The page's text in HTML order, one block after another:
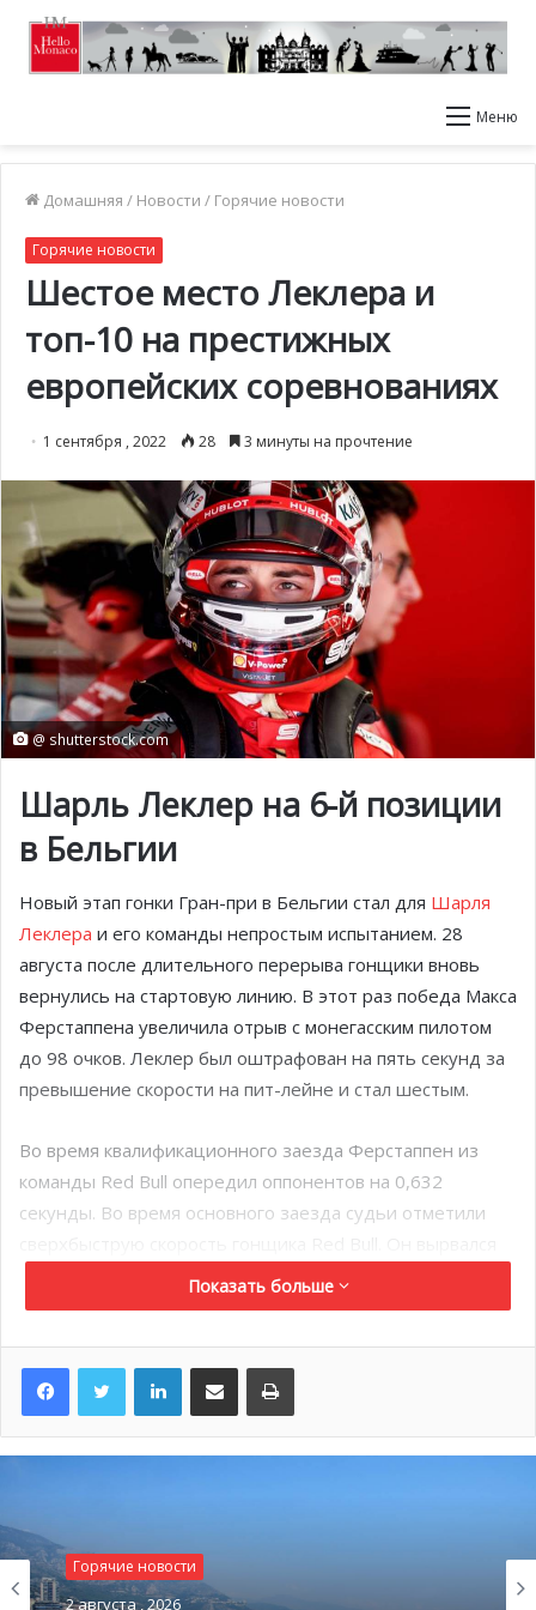
Меню
Домашняя / Новости / Горячие новости
Горячие новости
Шестое место Леклера и
топ-10 на престижных
европейских соревнованиях
1 сентября , 2022 28 3 минуты на прочтение
@ shutterstock.com
Шарль Леклер на 6-й позиции
в Бельгии
Новый этап гонки Гран-при в Бельгии стал для Шарля
Леклера и его команды непростым испытанием. 28
августа после длительного перерыва гонщики вновь
вернулись на стартовую линию. В этот раз победа Макса
Ферстаппена увеличила отрыв с монегасским пилотом
до 98 очков. Леклер был оштрафован на пять секунд за
превышение скорости на пит-лейне и стал шестым.
Во время квалификационного заезда Ферстаппен из
команды Red Bull опередил оппонентов на 0,632
секунды. Во время основного заезда судьи отметили
вперед со стартовой 13-й позиции и выиграл целых 17
секунд.
После 5-ти секундного штрафа за превышение
скорости, Шарль оказался позади Фернандо Алонсо из
чтобы получить дополнительные баллы за самый
пит-стоп, Леклер опережал Alpine на целых 18 секунд.
Возможно причиной неудачи стала ошибка команды
Показать больше
LinkedInПоделиться по электронной почте Распечатать
Горячие новости
2 августа , 2026